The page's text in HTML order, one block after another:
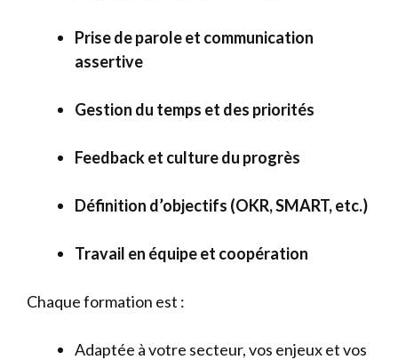
Prise de parole et communication
assertive
Gestion du temps et des priorités
Feedback et culture du progrès
Définition d’objectifs (OKR, SMART, etc.)
Travail en équipe et coopération
Chaque formation est :
Adaptée à votre secteur, vos enjeux et vos